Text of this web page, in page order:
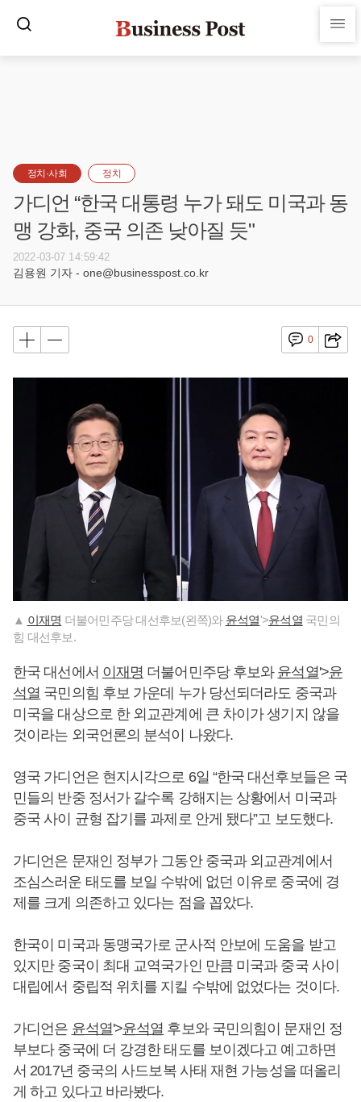
정치·사회 정치
가디언 “한국 대통령 누가 돼도 미국과 동
맹 강화, 중국 의존 낮아질 듯"
2022-03-07 14:59:42
김용원 기자 - one@businesspost.co.kr
0
▲ 이재명 더불어민주당 대선후보(왼쪽)와 윤석열'>윤석열 국민의
힘 대선후보.
한국 대선에서 이재명 더불어민주당 후보와 윤석열'>윤
석열 국민의힘 후보 가운데 누가 당선되더라도 중국과
미국을 대상으로 한 외교관계에 큰 차이가 생기지 않을
것이라는 외국언론의 분석이 나왔다.
영국 가디언은 현지시각으로 6일 “한국 대선후보들은 국
민들의 반중 정서가 갈수록 강해지는 상황에서 미국과
중국 사이 균형 잡기를 과제로 안게 됐다”고 보도했다.
가디언은 문재인 정부가 그동안 중국과 외교관계에서
조심스러운 태도를 보일 수밖에 없던 이유로 중국에 경
제를 크게 의존하고 있다는 점을 꼽았다.
한국이 미국과 동맹국가로 군사적 안보에 도움을 받고
있지만 중국이 최대 교역국가인 만큼 미국과 중국 사이
대립에서 중립적 위치를 지킬 수밖에 없었다는 것이다.
가디언은 윤석열'>윤석열 후보와 국민의힘이 문재인 정
부보다 중국에 더 강경한 태도를 보이겠다고 예고하면
서 2017년 중국의 사드보복 사태 재현 가능성을 떠올리
게 하고 있다고 바라봤다.